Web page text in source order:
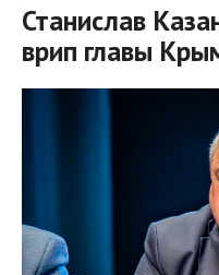
Станислав
врип главы